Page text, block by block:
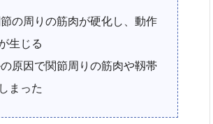
の周りの筋肉が硬化し、動作
生じる
原因で関節周りの筋肉や靱帯
まった